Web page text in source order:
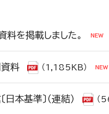
を掲載しました。
料 （1,185KB）
本基準〕（連結） （